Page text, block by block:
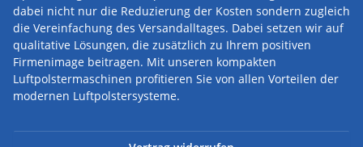
dabei nicht nur die Reduzierung der Kosten sondern zugleich
die Vereinfachung des Versandalltages. Dabei setzen wir auf
qualitative Lösungen, die zusätzlich zu Ihrem positiven
Firmenimage beitragen. Mit unseren kompakten
Luftpolstermaschinen profitieren Sie von allen Vorteilen der
modernen Luftpolstersysteme.